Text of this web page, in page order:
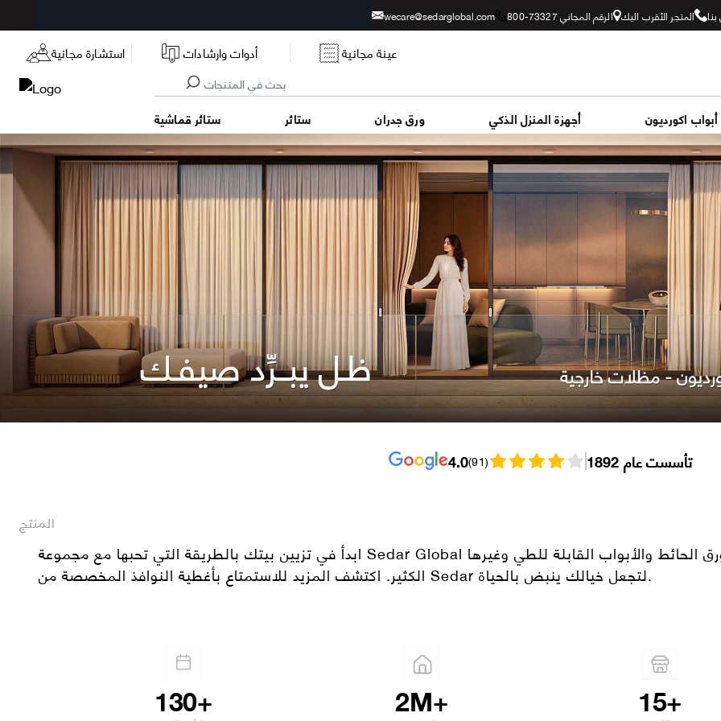
wecare@sedarglobal.com الرقم المجاني 73327-800 المتجر الأقرب اليك
استشارة مجانية أدوات وارشادات عينة مجانية
ستائر قماشية ستائر ورق جدران أجهزة المنزل الذكي أبواب اكورديون
4.0(91) تأسست عام 1892
المنتج
ابدأ في تزيين بيتك بالطريقة التي تحبها مع مجموعة Sedar Global الواسعة من الستائر القماشية والستائر العادية وورق الحائط والأبواب القابلة للطي وغيرها
الكثير. اكتشف المزيد للاستمتاع بأغطية النوافذ المخصصة من Sedar لتجعل خيالك ينبض بالحياة.
130+ 2M+ 15+